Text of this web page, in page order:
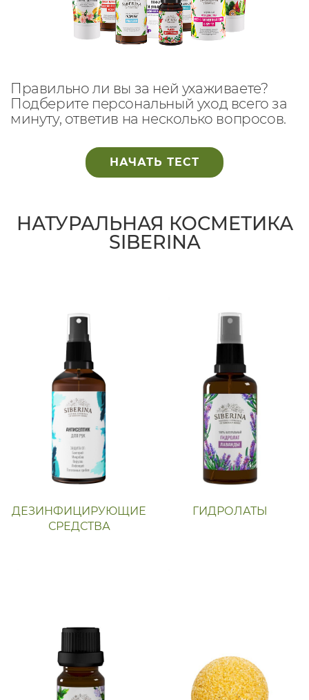
Правильно ли вы за ней ухаживаете?
Подберите персональный уход всего за
минуту, ответив на несколько вопросов.
НАЧАТЬ ТЕСТ
НАТУРАЛЬНАЯ КОСМЕТИКА
SIBERINA
ДЕЗИНФИЦИРУЮЩИЕ
СРЕДСТВА
ГИДРОЛАТЫ